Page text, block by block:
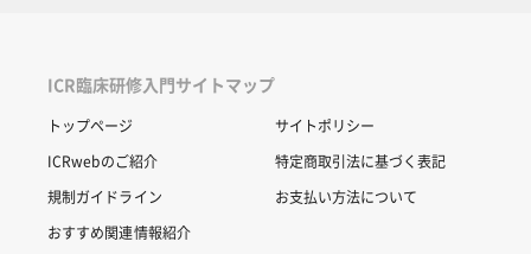
ICR臨床研修入門サイトマップ
トップページ
ICRwebのご紹介
規制ガイドライン
おすすめ関連情報紹介
サイトポリシー
特定商取引法に基づく表記
お支払い方法について